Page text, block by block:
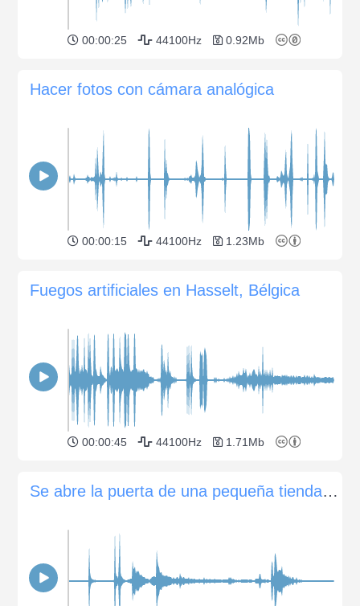
00:00:25 44100Hz 0.92Mb
Hacer fotos con cámara analógica
00:00:15 44100Hz 1.23Mb
Fuegos artificiales en Hasselt, Bélgica
00:00:45 44100Hz 1.71Mb
Se abre la puerta de una pequeña tienda, suena el timbre adjunto